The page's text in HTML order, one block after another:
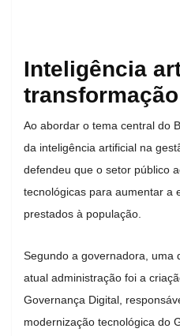
Inteligência
Ao abordar o tema central do
da inteligência artificial na
defendeu que o setor público
tecnológicas para aumentar a
prestados à população.
Segundo a governadora, uma
atual administração foi a
Governança Digital,
modernização tecnológica do